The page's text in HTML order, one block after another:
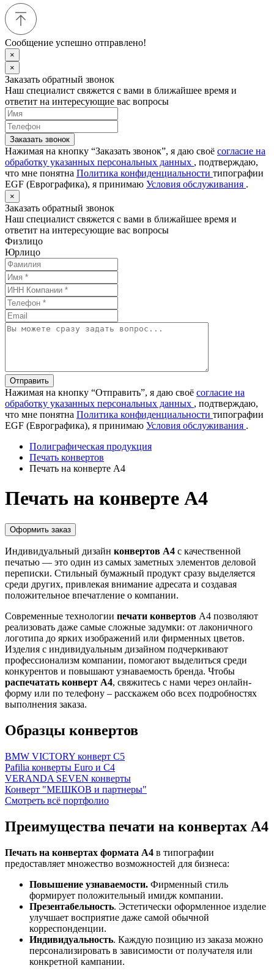
Сообщение успешно отправлено!
×
×
Заказать обратный звонок
Наш специалист свяжется с вами в ближайшее время и
ответит на интересующие вас вопросы
Заказать звонок
Нажимая на кнопку “Заказать звонок”, я даю своё согласие на
обработку указанных персональных данных , подтверждаю,
что мне понятна Политика конфиденциальности типографии
EGF (Еврографика), я принимаю Условия обслуживания .
×
Заказать обратный звонок
Наш специалист свяжется с вами в ближайшее время и
ответит на интересующие вас вопросы
Физлицо
Юрлицо
Отправить
Нажимая на кнопку “Отправить”, я даю своё согласие на
обработку указанных персональных данных , подтверждаю,
что мне понятна Политика конфиденциальности типографии
EGF (Еврографика), я принимаю Условия обслуживания .
Полиграфическая продукция
Печать конвертов
Печать на конверте А4
Печать на конверте А4
Оформить заказ
Индивидуальный дизайн конвертов А4 с качественной
печатью — это один из самых заметных элементов деловой
переписки. Стильный бумажный продукт сразу выделяется
среди других, привлекая внимание адресата и создавая
положительное впечатление о компании.
Современные технологии печати конвертов А4 позволяют
реализовать даже самые сложные задумки: от лаконичного
логотипа до ярких изображений или фирменных цветов.
Изделия с индивидуальным дизайном подчеркивают
профессионализм компании, помогают выделиться среди
конкурентов и повышают узнаваемость бренда. Чтобы
распечатать конверт А4, свяжитесь с нами через онлайн-
форму или по телефону – расскажем обо всех подробностях
выполнения заказа.
Образцы конвертов
BMW VICTORY конверт C5
Pafilia конверты Euro и C4
VERANDA SEVEN конверты
Конверт "МЕШКОВ и партнеры"
Смотреть всё портфолио
Преимущества печати на конвертах А4
Печать на конвертах формата А4 в типографии
предоставляет множество возможностей для бизнеса:
Повышение узнаваемости. Фирменный стиль
формирует положительный имидж компании.
Презентабельность. Эстетически оформленное изделие
улучшает восприятие даже самой обычной
корреспонденции.
Индивидуальность. Каждую позицию из заказа можно
персонализировать в зависимости от получателя или
конкретной кампании.